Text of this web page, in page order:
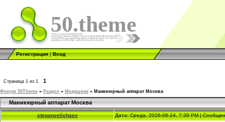
50.theme
Регистрация|Вход
Страница 1 из 1 1
Форум 50Theme » Раздел » Медицина » Маникюрный аппарат Москва
Маникюрный аппарат Москва
stepanvelichaev Дата: Среда, 2026-06-24, 7:39 PM |